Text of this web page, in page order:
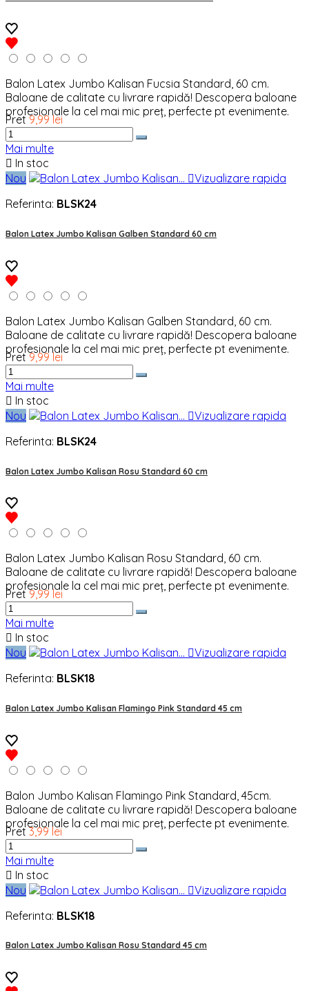
Balon Latex Jumbo Kalisan Fucsia Standard, 60 cm.
Baloane de calitate cu livrare rapidă! Descopera baloane
profesionale la cel mai mic preț, perfecte pt evenimente.
Pret 9,99 lei
Mai multe
 In stoc
Nou
Vizualizare rapida
Referinta: BLSK24
Balon Latex Jumbo Kalisan Galben Standard 60 cm
Balon Latex Jumbo Kalisan Galben Standard, 60 cm.
Baloane de calitate cu livrare rapidă! Descopera baloane
profesionale la cel mai mic preț, perfecte pt evenimente.
Pret 9,99 lei
Mai multe
 In stoc
Nou
Vizualizare rapida
Referinta: BLSK24
Balon Latex Jumbo Kalisan Rosu Standard 60 cm
Balon Latex Jumbo Kalisan Rosu Standard, 60 cm.
Baloane de calitate cu livrare rapidă! Descopera baloane
profesionale la cel mai mic preț, perfecte pt evenimente.
Pret 9,99 lei
Mai multe
 In stoc
Nou
Vizualizare rapida
Referinta: BLSK18
Balon Latex Jumbo Kalisan Flamingo Pink Standard 45 cm
Balon Jumbo Kalisan Flamingo Pink Standard, 45cm.
Baloane de calitate cu livrare rapidă! Descopera baloane
profesionale la cel mai mic preț, perfecte pt evenimente.
Pret 3,99 lei
Mai multe
 In stoc
Nou
Vizualizare rapida
Referinta: BLSK18
Balon Latex Jumbo Kalisan Rosu Standard 45 cm